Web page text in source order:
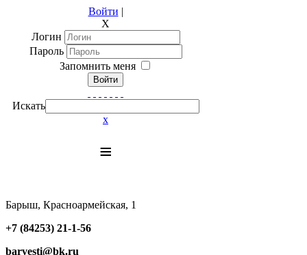
Войти |
X
Логин
Пароль
Запомнить меня
Войти
Искать
x
≡
Барыш, Красноармейская, 1
+7 (84253) 21-1-56
barvesti@bk.ru